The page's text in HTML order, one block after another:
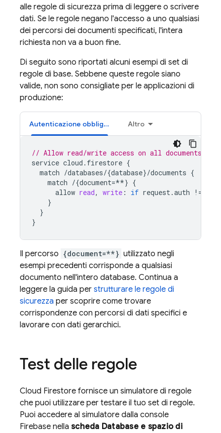
alle regole di sicurezza prima di leggere o scrivere
dati. Se le regole negano l'accesso a uno qualsiasi
dei percorsi dei documenti specificati, l'intera
richiesta non va a buon fine.
Di seguito sono riportati alcuni esempi di set di
regole di base. Sebbene queste regole siano
valide, non sono consigliate per le applicazioni di
produzione:
Autenticazione obbligatoria Altro
// Allow read/write access on all documents
service cloud . firestore {
match /databases/{database}/documents {
match /{document=**} {
allow read, write : if request.auth ! =
}
}
}
Il percorso {document=**} utilizzato negli
esempi precedenti corrisponde a qualsiasi
documento nell'intero database. Continua a
leggere la guida per strutturare le regole di
sicurezza per scoprire come trovare
corrispondenze con percorsi di dati specifici e
lavorare con dati gerarchici.
Test delle regole
Cloud Firestore fornisce un simulatore di regole
che puoi utilizzare per testare il tuo set di regole.
Puoi accedere al simulatore dalla console
Firebase nella scheda Database e spazio di